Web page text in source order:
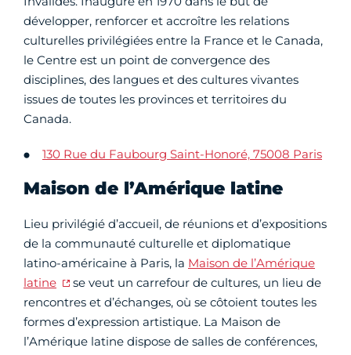
développer, renforcer et accroître les relations
culturelles privilégiées entre la France et le Canada,
le Centre est un point de convergence des
disciplines, des langues et des cultures vivantes
issues de toutes les provinces et territoires du
Canada.
130 Rue du Faubourg Saint-Honoré, 75008 Paris
Maison de l’Amérique latine
Lieu privilégié d’accueil, de réunions et d’expositions
de la communauté culturelle et diplomatique
latino-américaine à Paris, la Maison de l’Amérique
latine
se veut un carrefour de cultures, un lieu de
rencontres et d’échanges, où se côtoient toutes les
formes d’expression artistique. La Maison de
l’Amérique latine dispose de salles de conférences,